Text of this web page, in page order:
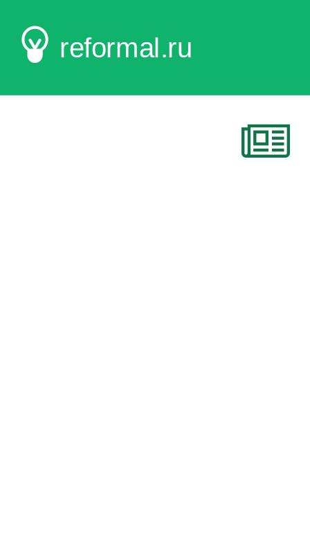
reformal.ru